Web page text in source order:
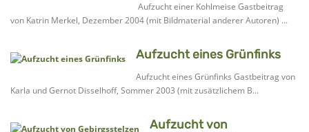
Aufzucht einer Kohlmeise Gastbeitrag
von Katrin Merkel, Dezember 2004 (mit Bildmaterial anderer Autoren) ...
Aufzucht eines Grünfinks
Aufzucht eines Grünfinks Gastbeitrag von
Karla und Gernot Disselhoff, Sommer 2003 (mit zusätzlichem B...
Aufzucht von